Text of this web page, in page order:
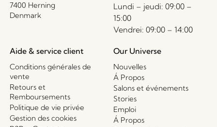
7400 Herning
Denmark
Lundi – jeudi: 09:00 –
15:00
Vendrei: 09:00 – 14:00
Aide & service client
Conditions générales de
vente
Retours et
Remboursements
Politique de vie privée
Gestion des cookies
Our Universe
Nouvelles
Á Propos
Salons et événements
Stories
Emploi
Á Propos